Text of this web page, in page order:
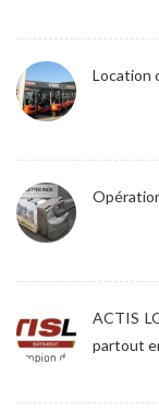
Location
ACTIS
partout